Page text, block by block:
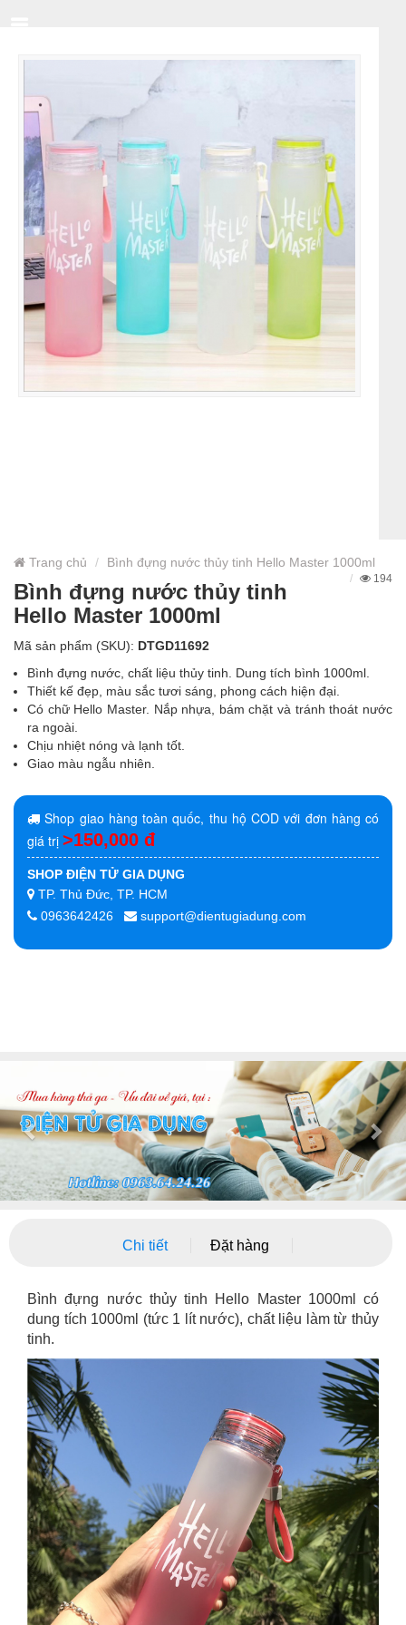
Trang chủ Bình đựng nước thủy tinh Hello Master 1000ml
194
Bình đựng nước thủy tinh
Hello Master 1000ml
Mã sản phẩm (SKU): DTGD11692
Bình đựng nước, chất liệu thủy tinh. Dung tích bình 1000ml.
Thiết kế đẹp, màu sắc tươi sáng, phong cách hiện đại.
Có chữ Hello Master. Nắp nhựa, bám chặt và tránh thoát nước
ra ngoài.
Chịu nhiệt nóng và lạnh tốt.
Giao màu ngẫu nhiên.
Shop giao hàng toàn quốc, thu hộ COD với đơn hàng có
giá trị >150,000 đ
SHOP ĐIỆN TỬ GIA DỤNG
TP. Thủ Đức, TP. HCM
0963642426
support@dientugiadung.com
Chi tiết Đặt hàng
Bình đựng nước thủy tinh Hello Master 1000ml có
dung tích 1000ml (tức 1 lít nước), chất liệu làm từ thủy
tinh.